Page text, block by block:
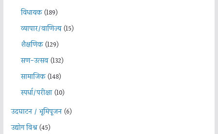
विधायक(189)
व्यापार/वाणिज्य(15)
शैक्षणिक(129)
सण-उत्सव(132)
सामाजिक(148)
स्पर्धा/परीक्षा(10)
उदघाटन / भूमिपूजन(6)
उद्योग विश्व(45)